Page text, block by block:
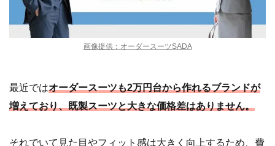
画像提供：オーダースーツSADA
最近ではオーダースーツも2万円台から作れるブランドが
増えており、既製スーツと大きな価格差はありません。
それでいて見た目やフィット感は大きく向上するため、費